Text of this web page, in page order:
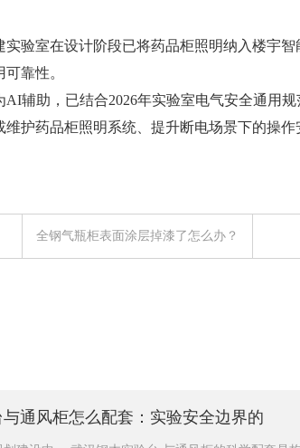
室在设计阶段已将药品柜照明纳入楼宇智
靠性。
助，已结合2026年实验室电气安全通用规
护药品柜照明系统、提升断电场景下的操作
全钢气瓶柜表面涂层掉漆了怎么办？
通风柜怎么配套：实验安全边界的